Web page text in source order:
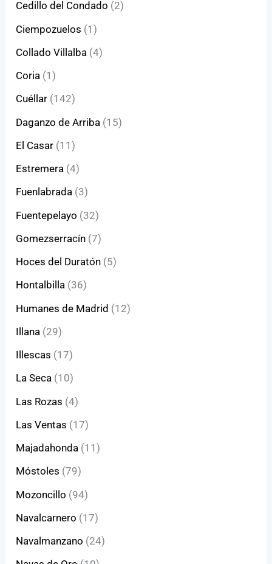
Cedillo del Condado (2)
Ciempozuelos (1)
Collado Villalba (4)
Coria (1)
Cuéllar (142)
Daganzo de Arriba (15)
El Casar (11)
Estremera (4)
Fuenlabrada (3)
Fuentepelayo (32)
Gomezserracín (7)
Hoces del Duratón (5)
Hontalbilla (36)
Humanes de Madrid (12)
Illana (29)
Illescas (17)
La Seca (10)
Las Rozas (4)
Las Ventas (17)
Majadahonda (11)
Móstoles (79)
Mozoncillo (94)
Navalcarnero (17)
Navalmanzano (24)